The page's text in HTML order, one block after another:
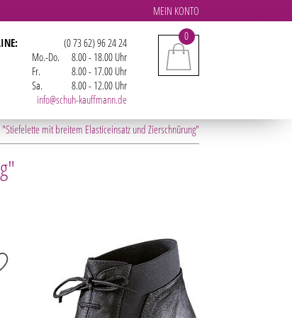
MEIN KONTO
0
(0 73 62) 96 24 24
Mo.-Do.
8.00 - 18.00 Uhr
Fr.
8.00 - 17.00 Uhr
Sa.
8.00 - 12.00 Uhr
info@schuh-kauffmann.de
"Stiefelette mit breitem Elasticeinsatz und Zierschnürung"